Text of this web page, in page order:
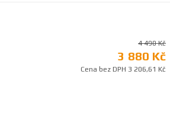
4 490 Kč
3 880 Kč
Cena bez DPH 3 206,61 Kč